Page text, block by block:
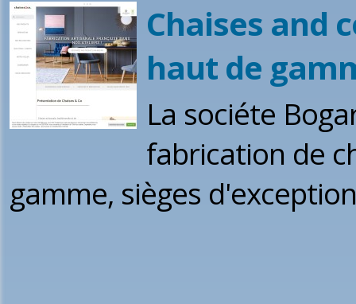
Chaises and
haut de
La sociéte
fabrication de
gamme, sièges